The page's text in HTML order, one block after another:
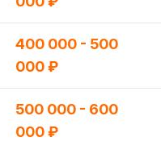
400 000 - 500
000 ₽
500 000 - 600
000 ₽